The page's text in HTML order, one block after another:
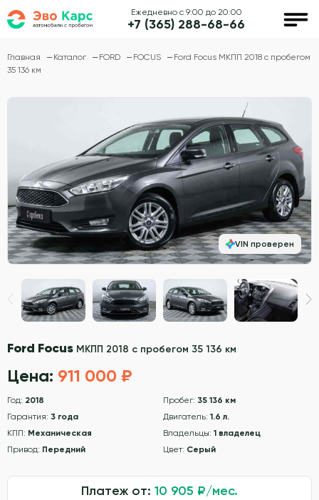
Ежедневно с 9:00 до 20:00
+7 (365) 288-68-66
Главная Каталог FORD FOCUS
Ford Focus МКПП 2018 с пробегом
35 136 км
Ford Focus МКПП 2018 с пробегом 35 136 км
Цена: 911 000 ₽
Год: 2018 Пробег: 35 136 км
Гарантия: 3 года Двигатель: 1.6 л.
КПП: Механическая Владельцы: 1 владелец
Привод: Передний Цвет: Серый
Платеж от: 10 905 ₽/мес.
VIN проверен